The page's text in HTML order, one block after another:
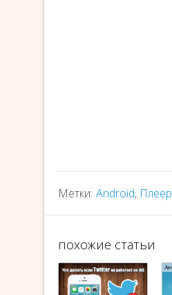
Метки: Android, Плеер
похожие статьи